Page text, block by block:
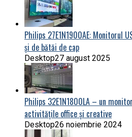
Philips 27E1N1900AE: Monitorul
și de bătăi de cap
Desktop27 august 2025
Philips 32E1N1800LA – un
activitățile office și creative
Desktop26 noiembrie 2024